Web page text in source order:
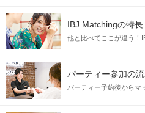
IBJ Matchingの特長
他と比べてここが違う！
パーティー参加の
パーティー予約後からマ